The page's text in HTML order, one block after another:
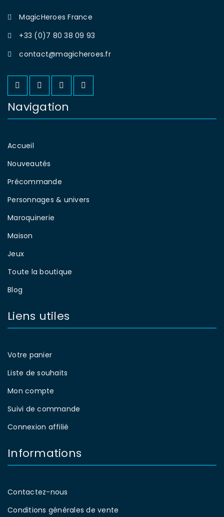
MagicHeroes France
+33 (0)7 80 38 09 93
contact@magicheroes.fr
Navigation
Accueil
Nouveautés
Précommande
Personnages & univers
Maroquinerie
Maison
Jeux
Toute la boutique
Blog
Liens utiles
Votre panier
Liste de souhaits
Mon compte
Suivi de commande
Connexion affilié
Informations
Contactez-nous
Conditions générales de vente